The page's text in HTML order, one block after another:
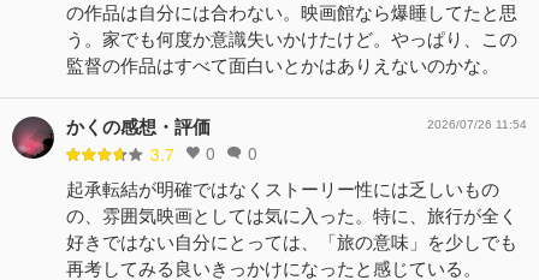
の作品は自分には合わない。映画館なら爆睡してたと思
う。家でも何度か意識失いかけたけど。やっぱり、この
監督の作品はすべて面白いとかはありえないのかな。
かくの感想・評価
3.7 0 0
2026/07/26 11:54
起承転結が明確ではなくストーリー性には乏しいもの
の、雰囲気映画としては気に入った。特に、旅行が全く
好きではない自分にとっては、「旅の意味」を少しでも
再考してみる良いきっかけになったと感じている。